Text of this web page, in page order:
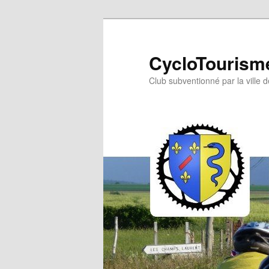
Club subventionné par la ville